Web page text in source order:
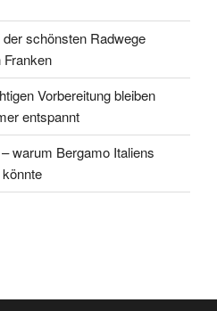
schönsten Radwege
Vorbereitung bleiben
entspannt
warum Bergamo Italiens